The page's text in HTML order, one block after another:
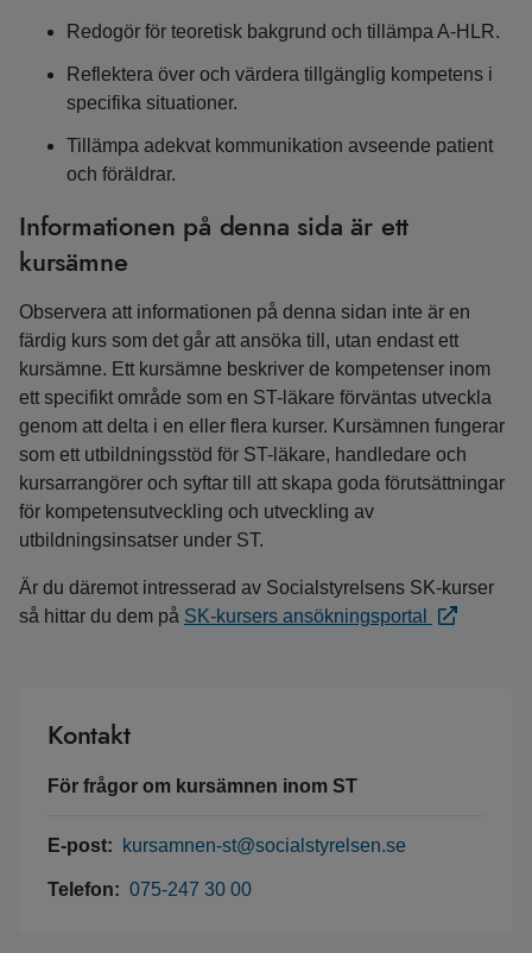
Redogör för teoretisk bakgrund och tillämpa A-HLR.
Reflektera över och värdera tillgänglig kompetens i
specifika situationer.
Tillämpa adekvat kommunikation avseende patient
och föräldrar.
Informationen på denna sida är ett
kursämne
Observera att informationen på denna sidan inte är en
färdig kurs som det går att ansöka till, utan endast ett
kursämne. Ett kursämne beskriver de kompetenser inom
ett specifikt område som en ST-läkare förväntas utveckla
genom att delta i en eller flera kurser. Kursämnen fungerar
som ett utbildningsstöd för ST-läkare, handledare och
kursarrangörer och syftar till att skapa goda förutsättningar
för kompetensutveckling och utveckling av
utbildningsinsatser under ST.
Är du däremot intresserad av Socialstyrelsens SK-kurser
så hittar du dem på SK-kursers ansökningsportal
Kontakt
För frågor om kursämnen inom ST
E-post: kursamnen-st@socialstyrelsen.se
Telefon: 075-247 30 00